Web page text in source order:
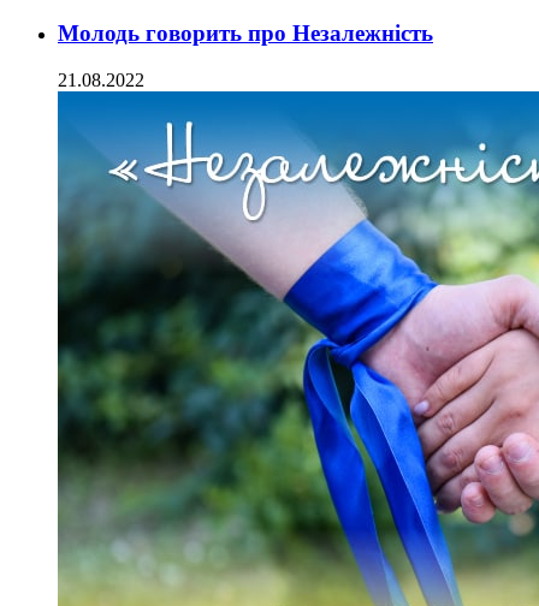
Молодь говорить про Незалежність
21.08.2022